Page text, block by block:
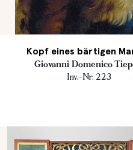
Kopf eines bärtigen
Giovanni Domenico
Inv.-Nr. 223